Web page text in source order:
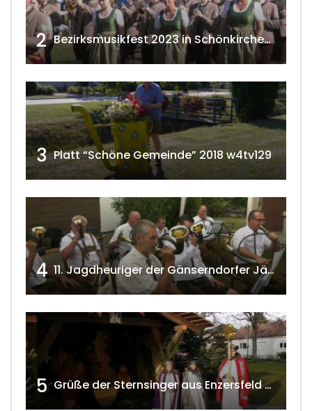
2 Bezirksmusikfest 2023 in Schönkirchen-Reyersdorf
3 Platt “Schöne Gemeinde” 2018 w4tv129
4 11. Jagdheuriger der Gänserndorfer Jäger 2020 w4tv166
5 Grüße der Sternsinger aus Enzersfeld – Klein-Engersdorf 2021 w4tv169